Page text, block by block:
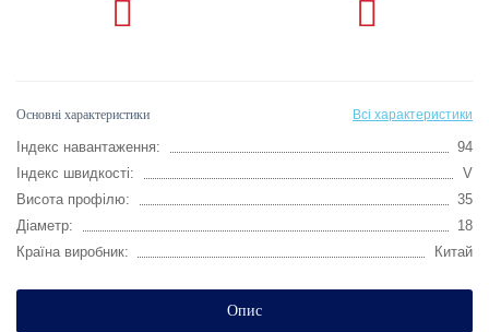
Основні характеристики Всі характеристики
Індекс навантаження:
94
Індекс швидкості:
V
Висота профілю:
35
Діаметр:
18
Країна виробник:
Китай
Опис